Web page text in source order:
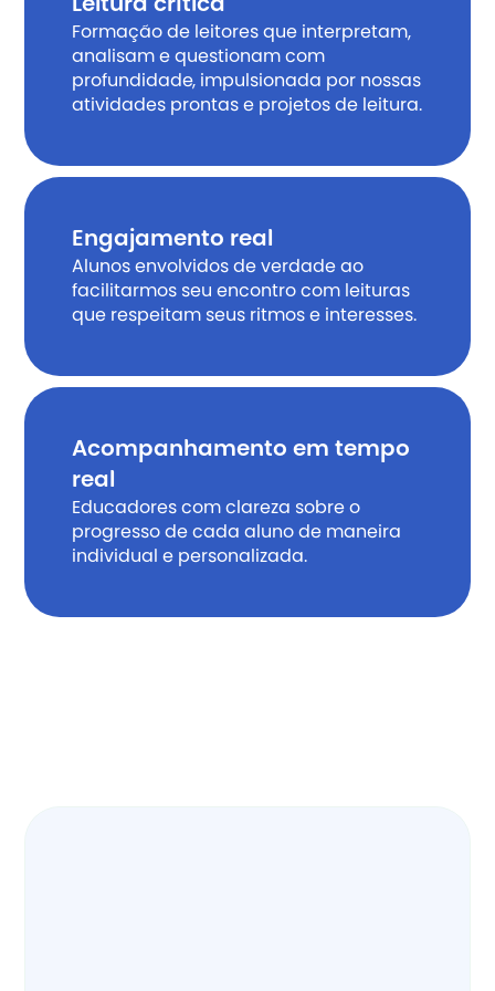
Leitura crítica
Formação de leitores que interpretam,
analisam e questionam com
profundidade, impulsionada por nossas
atividades prontas e projetos de leitura.
Engajamento real
Alunos envolvidos de verdade ao
facilitarmos seu encontro com leituras
que respeitam seus ritmos e interesses.
Acompanhamento em tempo
real
Educadores com clareza sobre o
progresso de cada aluno de maneira
individual e personalizada.